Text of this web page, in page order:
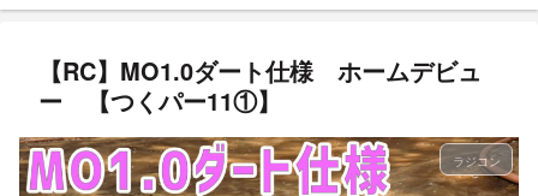
【RC】MO1.0ダート仕様 ホームデビュ
ー 【つくパー11①】
ラジコン